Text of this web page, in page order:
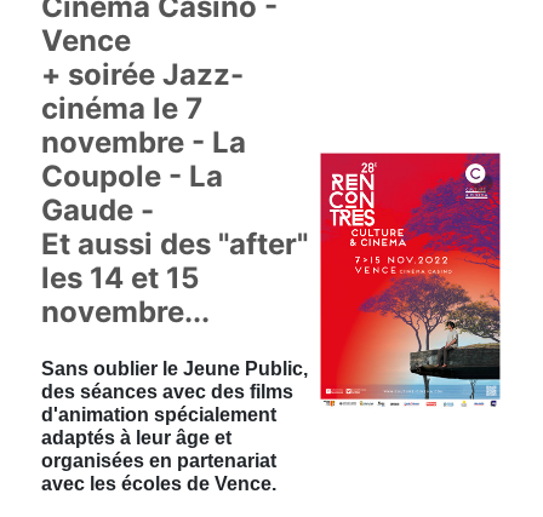
Vence
+ soirée Jazz-
cinéma le 7
novembre - La
Coupole - La
Gaude -
Et aussi des "after"
les 14 et 15
novembre...
Sans oublier le Jeune Public,
des séances avec des films
d'animation spécialement
adaptés à leur âge et
organisées en partenariat
avec les écoles de Vence.